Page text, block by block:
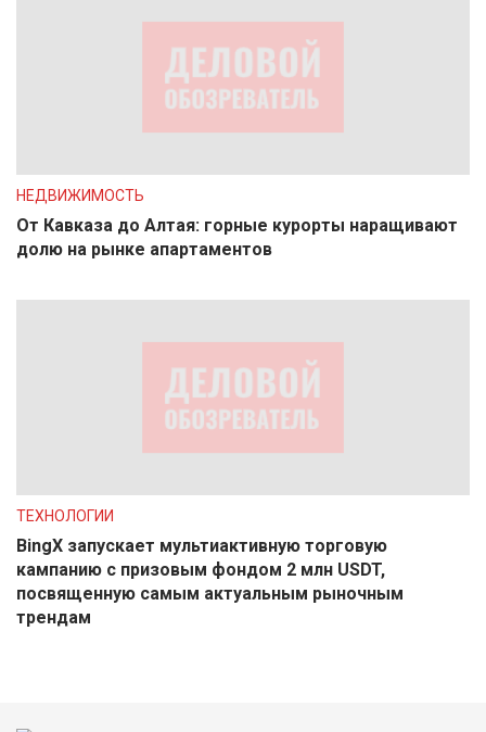
НЕДВИЖИМОСТЬ
От Кавказа до Алтая: горные курорты наращивают
долю на рынке апартаментов
ТЕХНОЛОГИИ
BingX запускает мультиактивную торговую
кампанию с призовым фондом 2 млн USDT,
посвященную самым актуальным рыночным
трендам